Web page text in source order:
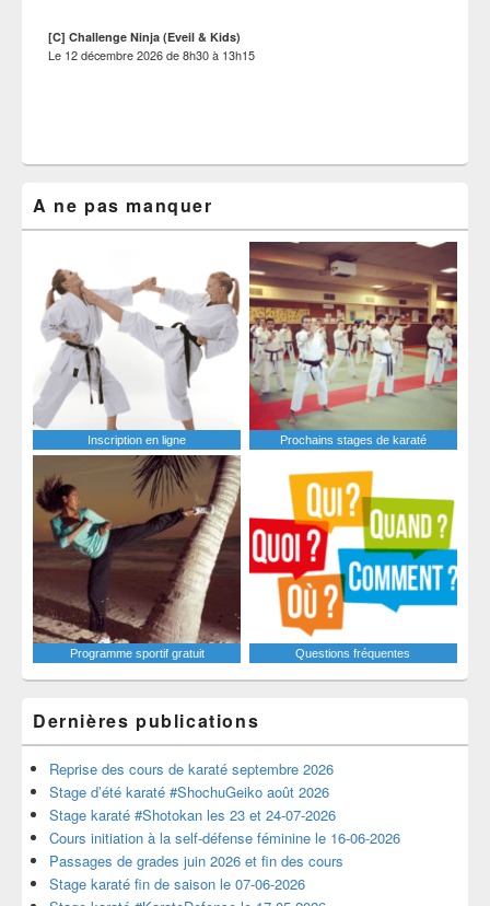
[C] Challenge Ninja (Eveil & Kids)
Le 12 décembre 2026de8h30à 13h15
A ne pas manquer
Inscription en ligne Prochains stages de karaté
Programme sportif gratuit Questions fréquentes
Dernières publications
Reprise des cours de karaté septembre 2026
Stage d’été karaté #ShochuGeiko août 2026
Stage karaté #Shotokan les 23 et 24-07-2026
Cours initiation à la self-défense féminine le 16-06-2026
Passages de grades juin 2026 et fin des cours
Stage karaté fin de saison le 07-06-2026